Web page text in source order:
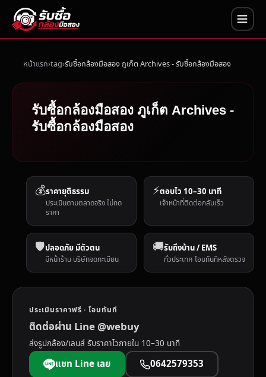
หน้าแรก tag รับซื้อกล้องมือสอง ภูเก็ต Archives - รับซื้อกล้องมือสอง
รับซื้อกล้องมือสอง ภูเก็ต Archives -
รับซื้อกล้องมือสอง
💰ราคายุติธรรม
ประเมินตามตลาดจริง ไม่กด
ราคา
⚡ตอบไว 10–30 นาที
เจ้าหน้าที่ติดต่อกลับเร็ว
🛡️ปลอดภัย มีตัวตน
มีหน้าร้าน บริษัทจดทะเบียน
🚚รับถึงบ้าน / EMS
ทั่วประเทศ โอนทันทีหลังตรวจ
ประเมินราคาฟรี · โอนทันที
ติดต่อผ่าน Line @webuy
ส่งรูปกล้อง/เลนส์ รับราคาไวภายใน 10–30 นาที
แชท Line เลย 0642579353